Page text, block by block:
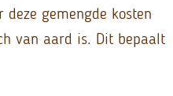
gemengde kosten
van aard is. Dit bepaalt